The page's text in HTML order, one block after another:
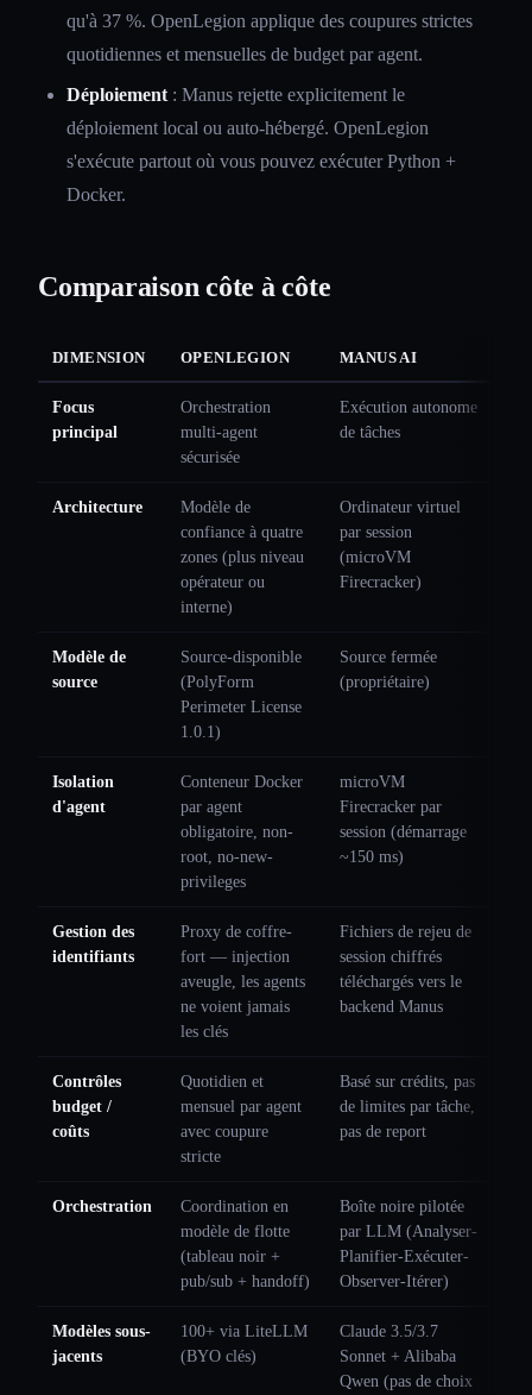
qu'à 37 %. OpenLegion applique des coupures strictes
quotidiennes et mensuelles de budget par agent.
Déploiement : Manus rejette explicitement le
déploiement local ou auto-hébergé. OpenLegion
s'exécute partout où vous pouvez exécuter Python +
Docker.
Comparaison côte à côte
DIMENSION OPENLEGION MANUS AI
Focus
principal
Orchestration
multi-agent
sécurisée
Exécution autonome
de tâches
Architecture
Modèle de
confiance à quatre
zones (plus niveau
opérateur ou
interne)
Ordinateur virtuel
par session
(microVM
Firecracker)
Modèle de
source
Source-disponible
(PolyForm
Perimeter License
1.0.1)
Source fermée
(propriétaire)
Isolation
d'agent
Conteneur Docker
par agent
obligatoire, non-
root, no-new-
privileges
microVM
Firecracker par
session (démarrage
~150 ms)
Gestion des
identifiants
Proxy de coffre-
fort — injection
aveugle, les agents
ne voient jamais
les clés
Fichiers de rejeu de
session chiffrés
téléchargés vers le
backend Manus
Contrôles
budget /
coûts
Quotidien et
mensuel par agent
avec coupure
stricte
Basé sur crédits, pas
de limites par tâche,
pas de report
Orchestration
Coordination en
modèle de flotte
(tableau noir +
pub/sub + handoff)
Boîte noire pilotée
par LLM (Analyser-
Planifier-Exécuter-
Observer-Itérer)
Modèles sous-
jacents
100+ via LiteLLM
(BYO clés)
Claude 3.5/3.7
Sonnet + Alibaba
Qwen (pas de choix